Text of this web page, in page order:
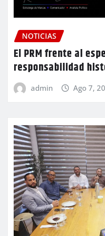
NOTICIAS
El PRM frente al
responsabilidad
admin Ago 7,